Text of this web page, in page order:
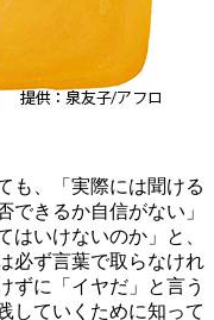
も、「実際には聞ける
できるか自信がない」
はいけないのか」と、
必ず言葉で取らなけれ
ずに「イヤだ」と言う
していくために知って